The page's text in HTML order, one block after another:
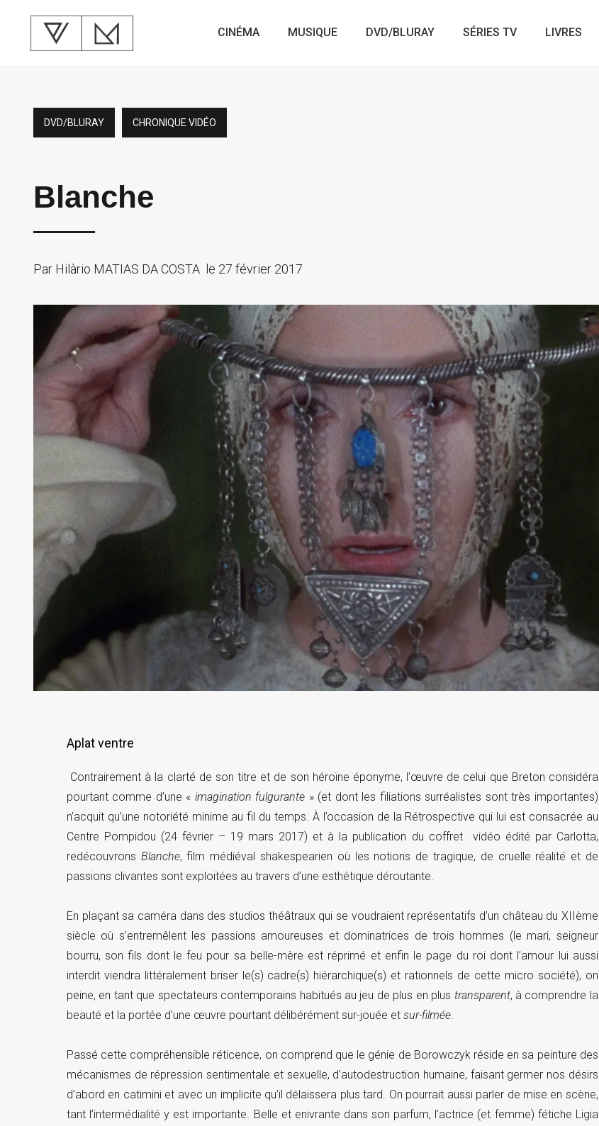
CINÉMA MUSIQUE DVD/BLURAY SÉRIES TV LIVRES
DVD/BLURAY CHRONIQUE VIDÉO
Blanche
Par Hilàrio MATIAS DA COSTA le 27 février 2017
Aplat ventre
Contrairement à la clarté de son titre et de son héroïne éponyme, l’œuvre de celui que Breton considéra
pourtant comme d’une « imagination fulgurante » (et dont les filiations surréalistes sont très importantes)
n’acquit qu’une notoriété minime au fil du temps. À l’occasion de la Rétrospective qui lui est consacrée au
Centre Pompidou (24 février – 19 mars 2017) et à la publication du coffret vidéo édité par Carlotta,
redécouvrons Blanche, film médiéval shakespearien où les notions de tragique, de cruelle réalité et de
passions clivantes sont exploitées au travers d’une esthétique déroutante.
En plaçant sa caméra dans des studios théâtraux qui se voudraient représentatifs d’un château du XIIème
siècle où s’entremêlent les passions amoureuses et dominatrices de trois hommes (le mari, seigneur
bourru, son fils dont le feu pour sa belle-mère est réprimé et enfin le page du roi dont l’amour lui aussi
interdit viendra littéralement briser le(s) cadre(s) hiérarchique(s) et rationnels de cette micro société), on
peine, en tant que spectateurs contemporains habitués au jeu de plus en plus transparent, à comprendre la
beauté et la portée d’une œuvre pourtant délibérément sur-jouée et sur-filmée.
Passé cette compréhensible réticence, on comprend que le génie de Borowczyk réside en sa peinture des
mécanismes de répression sentimentale et sexuelle, d’autodestruction humaine, faisant germer nos désirs
d’abord en catimini et avec un implicite qu’il délaissera plus tard. On pourrait aussi parler de mise en scène,
tant l’intermédialité y est importante. Belle et enivrante dans son parfum, l’actrice (et femme) fétiche Ligia